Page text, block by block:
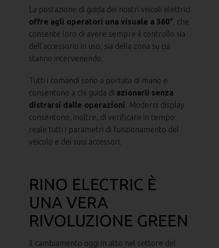
La postazione di guida dei nostri veicoli elettrici
offre agli operatori una visuale a 360°, che
consente loro di avere sempre il controllo sia
dell’accessorio in uso, sia della zona su cui
stanno intervenendo.
Tutti i comandi sono a portata di mano e
consentono a chi guida di azionarli senza
distrarsi dalle operazioni. Moderni display
consentono, inoltre, di verificare in tempo
reale tutti i parametri di funzionamento del
veicolo e dei suoi accessori.
RINO ELECTRIC È
UNA VERA
RIVOLUZIONE GREEN
Il cambiamento oggi in atto nel settore del